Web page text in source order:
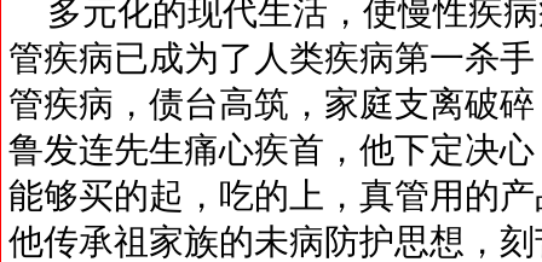
多元化的现代生活，使慢性疾
管疾病已成为了人类疾病第一杀
管疾病，债台高筑，家庭支离破
鲁发连先生痛心疾首，他下定决
能够买的起，吃的上，真管用的
他传承祖家族的未病防护思想，